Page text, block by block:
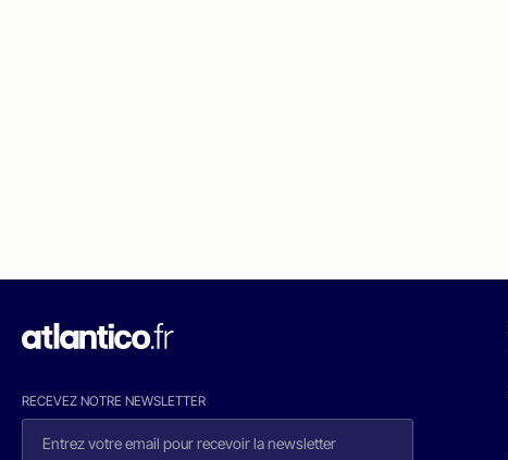
RECEVEZ NOTRE NEWSLETTER